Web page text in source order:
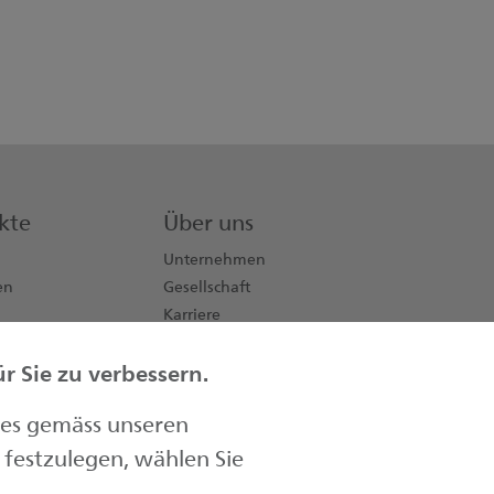
Über uns
Unternehmen
Gesellschaft
Karriere
Kontakt
Sie zu verbessern.
gemäss unseren
wählen Sie